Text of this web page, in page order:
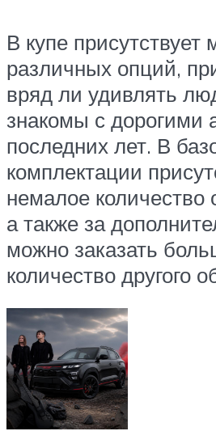
В купе присутствует
различных опций,
вряд ли удивлять
знакомы с дорогими
последних лет. В
комплектации
немалое количество
а также за
можно заказать
количество другого